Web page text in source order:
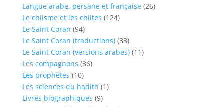
Langue arabe, persane et française (26)
Le chiisme et les chiites (124)
Le Saint Coran (94)
Le Saint Coran (traductions) (83)
Le Saint Coran (versions arabes) (11)
Les compagnons (36)
Les prophètes (10)
Les sciences du hadith (1)
Livres biographiques (9)